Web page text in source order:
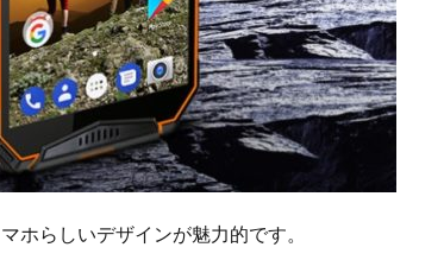
ホらしいデザインが魅力的です。